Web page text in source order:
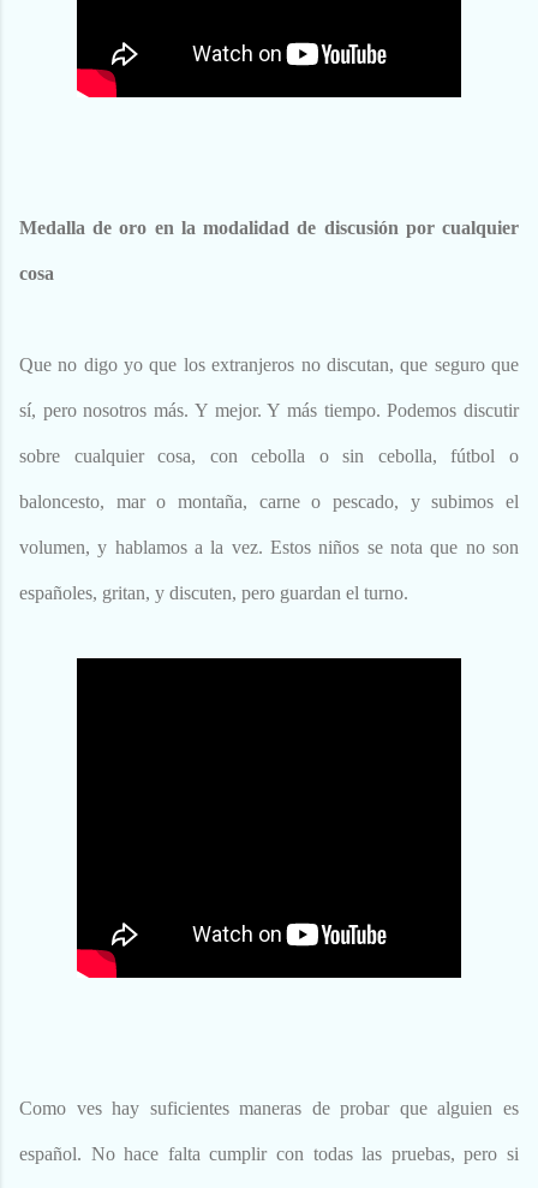
Medalla de oro en la modalidad de discusión por cualquier
cosa
Que no digo yo que los extranjeros no discutan, que seguro que
sí, pero nosotros más. Y mejor. Y más tiempo. Podemos discutir
sobre cualquier cosa, con cebolla o sin cebolla, fútbol o
baloncesto, mar o montaña, carne o pescado, y subimos el
volumen, y hablamos a la vez. Estos niños se nota que no son
españoles, gritan, y discuten, pero guardan el turno.
Como ves hay suficientes maneras de probar que alguien es
español. No hace falta cumplir con todas las pruebas, pero si